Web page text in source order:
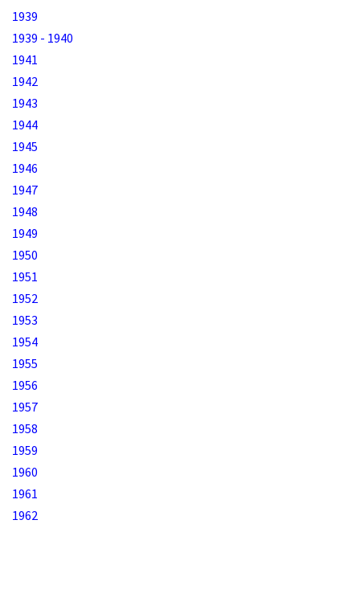
1939
1939 - 1940
1941
1942
1943
1944
1945
1946
1947
1948
1949
1950
1951
1952
1953
1954
1955
1956
1957
1958
1959
1960
1961
1962